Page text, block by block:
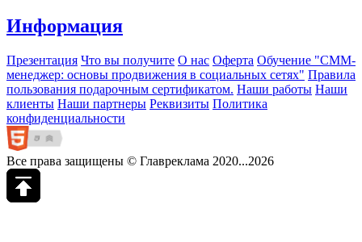
Информация
Презентация Что вы получите О нас Оферта Обучение "СМM-
менеджер: основы продвижения в социальных сетях" Правила
пользования подарочным сертификатом. Наши работы Наши
клиенты Наши партнеры Реквизиты Политика
конфиденциальности
Все права защищены © Главреклама 2020...2026